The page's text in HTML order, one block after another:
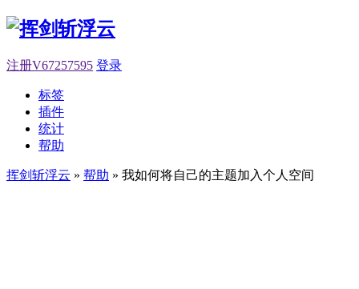
注册V67257595 登录
标签
插件
统计
帮助
挥剑斩浮云 » 帮助 » 我如何将自己的主题加入个人空间